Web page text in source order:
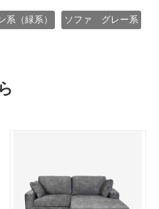
（緑系） ソファ グレー系